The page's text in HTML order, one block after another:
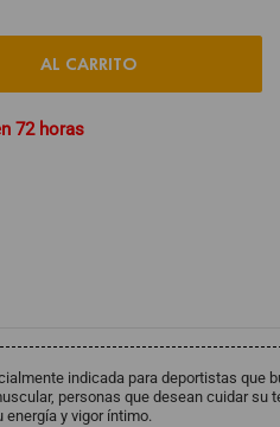
AL CARRITO
72 horas
indicada para deportistas que
personas que desean cuidar su
energía y vigor íntimo.